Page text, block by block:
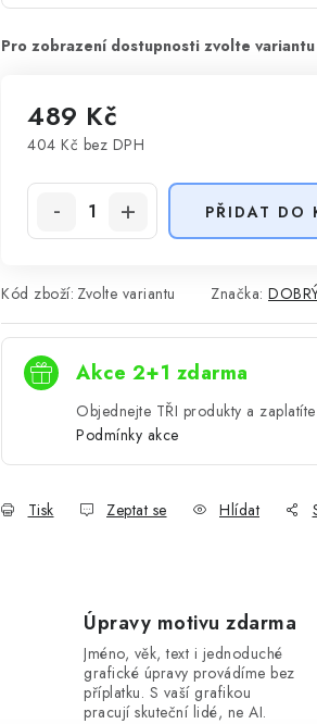
489 Kč
404 Kč bez DPH
PŘIDAT DO
Kód zboží: Zvolte variantu Značka:
Akce 2+1 zdarma
Objednejte TŘI produkty a
Podmínky akce
Tisk Zeptat se Hlídat
Úpravy motivu zdarma
Jméno, věk, text i jednoduché
grafické úpravy provádíme bez
příplatku. S vaší grafikou
pracují skuteční lidé, ne AI.